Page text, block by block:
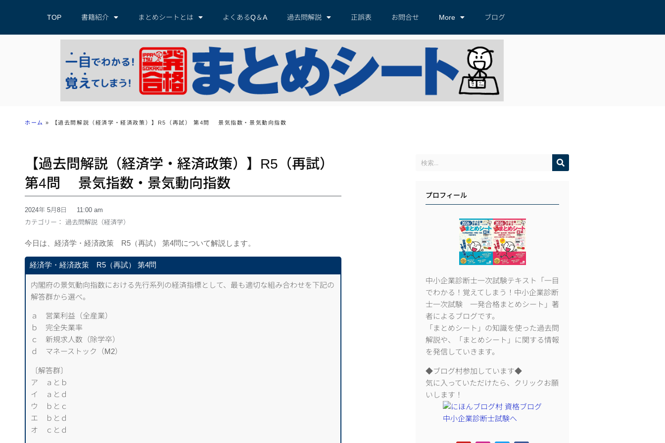
TOP 書籍紹介 まとめシートとは よくあるQ＆A 過去問解説 正誤表 お問合せ More ブログ
ホーム » 【過去問解説（経済学・経済政策）】R5（再試） 第4問 景気指数・景気動向指数
【過去問解説（経済学・経済政策）】R5（再試）
第4問 景気指数・景気動向指数
2024年 5月8日
11:00 am
カテゴリー： 過去問解説（経済学）
今日は、経済学・経済政策 R5（再試） 第4問について解説します。
経済学・経済政策 R5（再試） 第4問
内閣府の景気動向指数における先行系列の経済指標として、最も適切な組み合わせを下記の
解答群から選べ。
ａ 営業利益（全産業）
ｂ 完全失業率
ｃ 新規求人数（除学卒）
ｄ マネーストック（M2）
〔解答群〕
ア ａとｂ
イ ａとｄ
ウ ｂとｃ
エ ｂとｄ
オ ｃとｄ
プロフィール
中小企業診断士一次試験テキスト「一目
でわかる！覚えてしまう！中小企業診断
士一次試験 一発合格まとめシート」著
者によるブログです。
「まとめシート」の知識を使った過去問
解説や、「まとめシート」に関する情報
を発信していきます。
◆ブログ村参加しています◆
気に入っていただけたら、クリックお願
いします！